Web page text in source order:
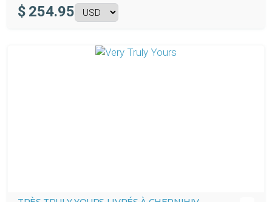
$ 254.95